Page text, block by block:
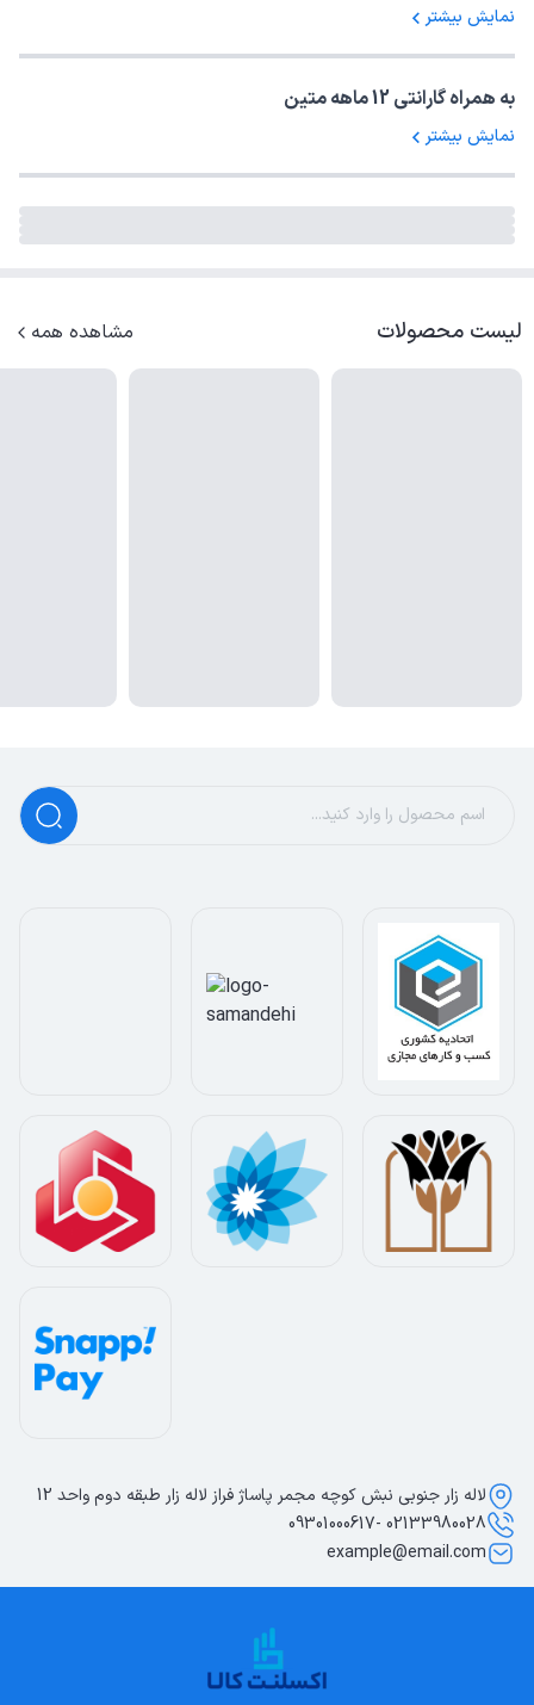
نمایش بیشتر
به همراه گارانتی 12 ماهه متین
نمایش بیشتر
لیست محصولات مشاهده همه
لاله زار جنوبی نبش کوچه مجمر پاساژ فراز لاله زار طبقه دوم واحد 12
02133980028 -09301000617
example@email.com